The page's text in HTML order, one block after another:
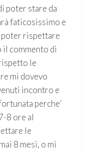
poter stare da
faticosissimo e
rispettare
il commento di
le
mi dovevo
incontro e
perche’
8 ore al
le
8 mesi, o mi